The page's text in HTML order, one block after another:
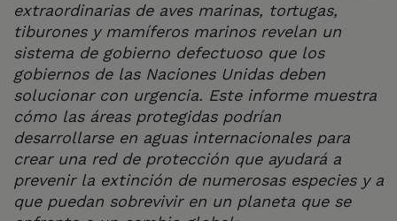
extraordinarias de aves marinas, tortugas,
tiburones y mamíferos marinos revelan un
sistema de gobierno defectuoso que los
gobiernos de las Naciones Unidas deben
solucionar con urgencia. Este informe muestra
cómo las áreas protegidas podrían
desarrollarse en aguas internacionales para
crear una red de protección que ayudará a
prevenir la extinción de numerosas especies y a
que puedan sobrevivir en un planeta que se